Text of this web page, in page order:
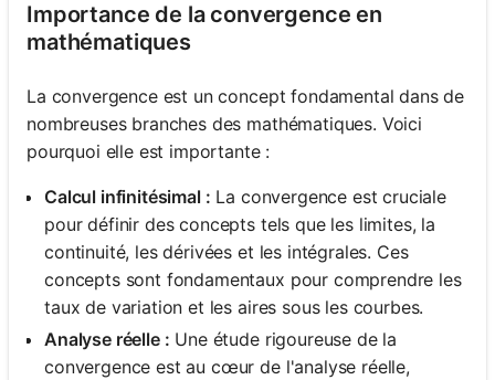
Importance de la convergence en
mathématiques
La convergence est un concept fondamental dans de
nombreuses branches des mathématiques. Voici
pourquoi elle est importante :
Calcul infinitésimal : La convergence est cruciale
pour définir des concepts tels que les limites, la
continuité, les dérivées et les intégrales. Ces
concepts sont fondamentaux pour comprendre les
taux de variation et les aires sous les courbes.
Analyse réelle : Une étude rigoureuse de la
convergence est au cœur de l'analyse réelle,